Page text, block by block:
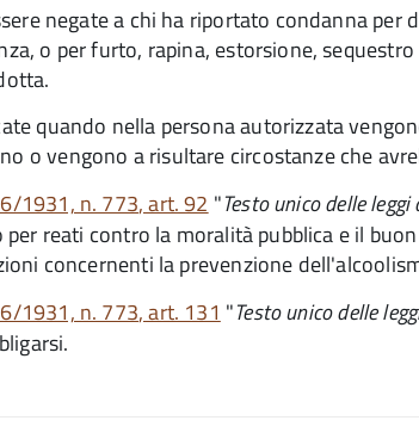
negate a chi ha riportato condanna
o per furto, rapina, estorsione,
quando nella persona autorizzata
o vengono a risultare circostanze che
1931, n. 773, art. 92 "Testo unico delle
reati contro la moralità pubblica e il
concernenti la prevenzione
1931, n. 773, art. 131 "Testo unico delle